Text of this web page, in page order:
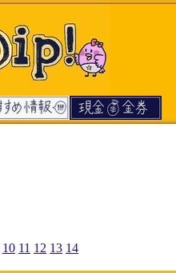
10 11 12 13 14